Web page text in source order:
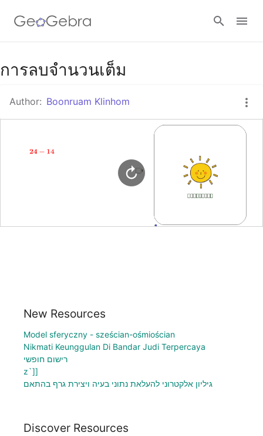
Google Classroom
GeoGebra Classroom
การลบจำนวนเต็ม
Author: Boonruam Klinhom
New Resources
Model sferyczny - sześcian-ośmiościan
Nikmati Keunggulan Di Bandar Judi Terpercaya
רישום חופשי
z`]]
גיליון אלקטרוני להעלאת נתוני בעיה ויצירת גרף בהתאם
Discover Resources